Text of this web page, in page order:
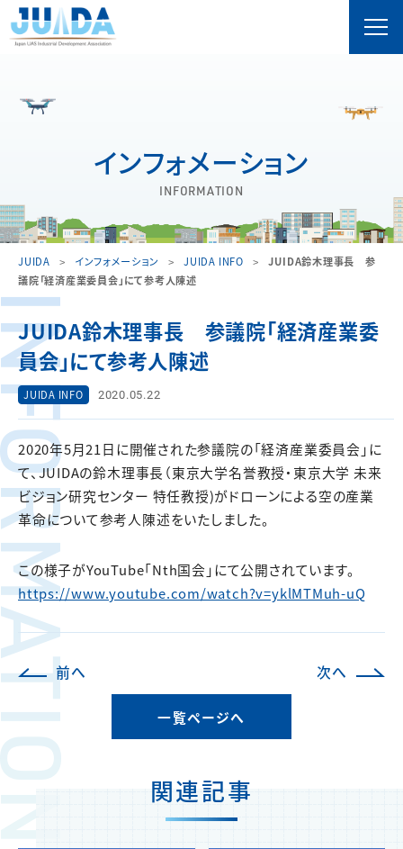
インフォメーション
INFORMATION
JUIDA インフォメーション JUIDA INFO
JUIDA鈴木理事長 参
議院「経済産業委員会」にて参考人陳述
JUIDA鈴木理事長 参議院「経済産業委
員会」にて参考人陳述
JUIDA INFO 2020.05.22
2020年5月21日に開催された参議院の「経済産業委員会」に
て、JUIDAの鈴木理事長（東京大学名誉教授・東京大学 未来
ビジョン研究センター 特任教授)がドローンによる空の産業
革命について参考人陳述をいたしました。
この様子がYouTube「Nth国会」にて公開されています。
https://www.youtube.com/watch?v=yklMTMuh-uQ
前へ 次へ
一覧ページへ
関連記事